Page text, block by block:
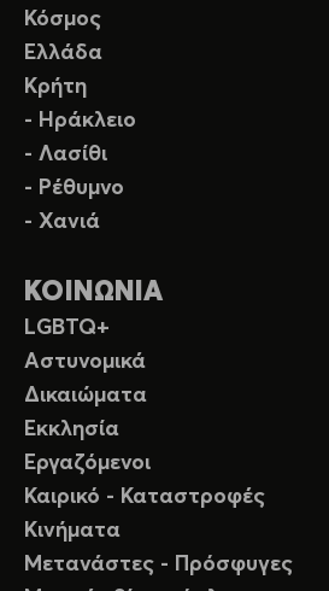
Κόσμος
Ελλάδα
Κρήτη
- Ηράκλειο
- Λασίθι
- Ρέθυμνο
- Χανιά
ΚΟΙΝΩΝΙΑ
LGBTQ+
Αστυνομικά
Δικαιώματα
Εκκλησία
Εργαζόμενοι
Καιρικό - Καταστροφές
Κινήματα
Μετανάστες - Πρόσφυγες